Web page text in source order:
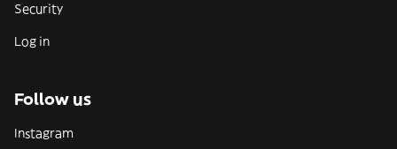
Security
Log in
Follow us
Instagram